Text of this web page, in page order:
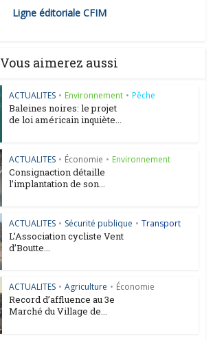
Ligne éditoriale CFIM
Vous aimerez aussi
ACTUALITES • Environnement • Pêche
Baleines noires: le projet
de loi américain inquiète...
ACTUALITES • Économie • Environnement
Consignaction détaille
l’implantation de son...
ACTUALITES • Sécurité publique • Transport
L’Association cycliste Vent
d’Boutte...
ACTUALITES • Agriculture • Économie
Record d’affluence au 3e
Marché du Village de...